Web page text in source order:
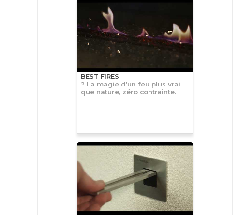
BEST FIRES
? La magie d’un feu plus vrai
que nature, zéro contrainte.